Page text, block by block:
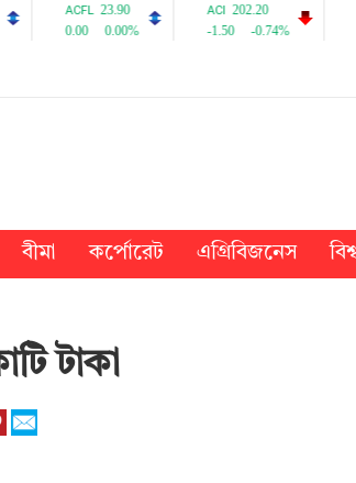
বীমা কর্পোরেট এগ্রিবিজনেস
টাকা